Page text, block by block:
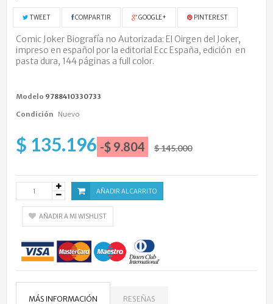
TWEET COMPARTIR GOOGLE+ PINTEREST
Comic Joker Biografía no Autorizada: El Oirgen del Joker,
impreso en español por la editorial Ecc España, edición en
pasta dura, 144 páginas a full color.
Modelo 9788410330733
Condición Nuevo
$ 135.196 -$ 9.804 $ 145.000
AÑADIR AL CARRITO
AÑADIR A MI WISHLIST
MÁS INFORMACIÓN RESEÑAS